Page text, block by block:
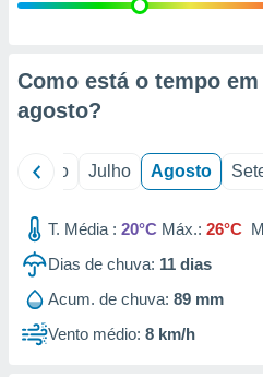
estudos
1199
Como está o tempo
agosto?
Junho Julho Agosto
T. Média : 20°C Máx.: 26°C
Dias de chuva: 11 dias
Acum. de chuva: 89 mm
Vento médio: 8 km/h